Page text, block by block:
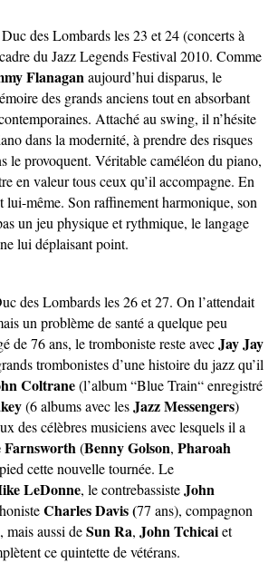
des Lombards les 23 et 24 (concerts à
du Jazz Legends Festival 2010. Comme
Flanaganaujourd’hui disparus, le
des grands anciens tout en absorbant
Attaché au swing, il n’hésite
dans la modernité, à prendre des risques
le provoquent. Véritable caméléon du piano,
en valeur tous ceux qu’il accompagne. En
lui-même. Son raffinement harmonique, son
un jeu physique et rythmique, le langage
lui déplaisant point.
des Lombards les 26 et 27. On l’attendait
un problème de santé a quelque peu
de 76 ans, le tromboniste reste avecJay Jay
trombonistes d’une histoire du jazz qu’il
Coltrane(l’album “Blue Train“ enregistré
(6 albums avec lesJazz Messengers)
des célèbres musiciens avec lesquels il a
Farnsworth(Benny Golson, Pharoah
cette nouvelle tournée. Le
LeDonne, le contrebassisteJohn
Charles Davis (77 ans), compagnon
, mais aussi deSun Ra, John Tchicaiet
ce quintette de vétérans.